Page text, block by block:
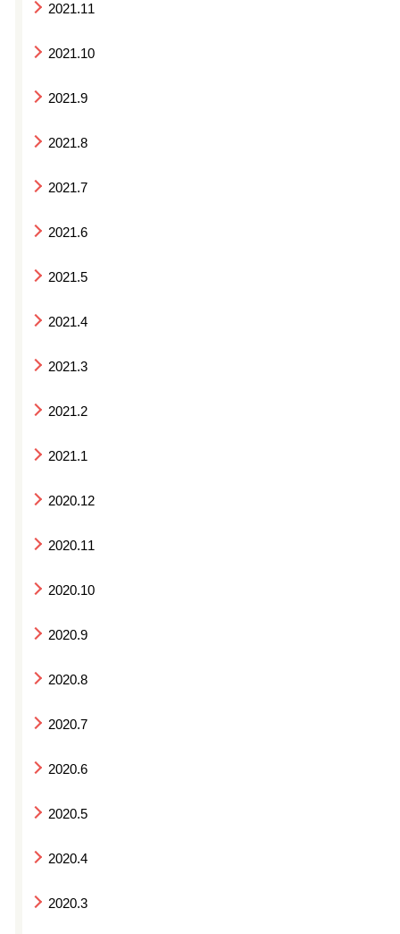
2021.11
2021.10
2021.9
2021.8
2021.7
2021.6
2021.5
2021.4
2021.3
2021.2
2021.1
2020.12
2020.11
2020.10
2020.9
2020.8
2020.7
2020.6
2020.5
2020.4
2020.3